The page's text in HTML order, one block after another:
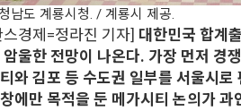
남도 계룡시청. / 계룡시 제공.
스경제=정라진 기자] 대한민국 합계
암울한 전망이 나온다. 가장 먼저 경
와 김포 등 수도권 일부를 서울시
에만 목적을 둔 메가시티 논의가